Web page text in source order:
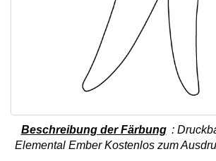
Beschreibung der Färbung :
Elemental Ember Kostenlos zum